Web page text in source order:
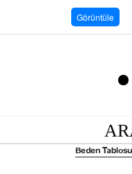
Beden Tablosu
Görüntüle